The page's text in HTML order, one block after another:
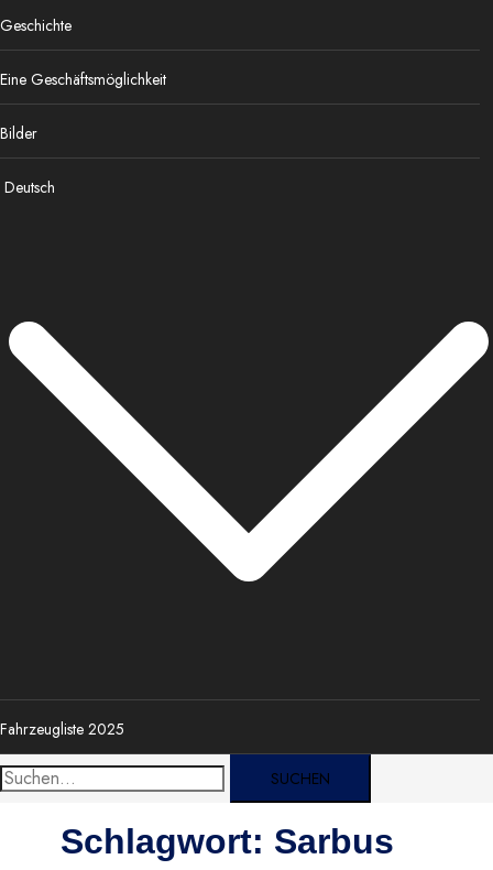
Geschichte
Eine Geschäftsmöglichkeit
Bilder
Deutsch
Fahrzeugliste 2025
Suche
Schlagwort: Sarbus